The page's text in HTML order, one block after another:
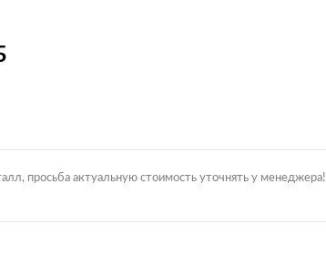
просьба актуальную стоимость уточнять у менеджера!